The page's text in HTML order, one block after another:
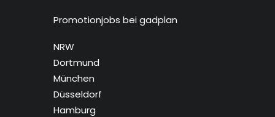
Promotionjobs bei gadplan
NRW
Dortmund
München
Düsseldorf
Hamburg